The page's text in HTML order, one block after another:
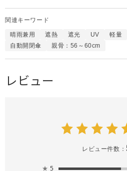
関連キーワード
晴雨兼用 遮熱 遮光 UV 軽量
自動開閉傘
親骨：56～60cm
レビュー
レビュー件数：
★ 5